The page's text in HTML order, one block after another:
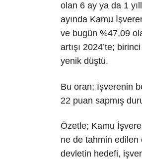
olan 6 ay ya da 1
ayında Kamu
ve bugün %47,09
artışı 2024’te;
yenik düştü.
Bu oran; İşverenin
22 puan sapmış
Özetle; Kamu
ne de tahmin edilen
devletin hedefi,